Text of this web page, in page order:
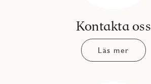
Kontakta oss
Läs mer